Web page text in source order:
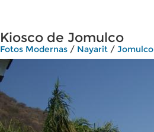
Kiosco de Jomulco
Fotos Modernas / Nayarit / Jomulco